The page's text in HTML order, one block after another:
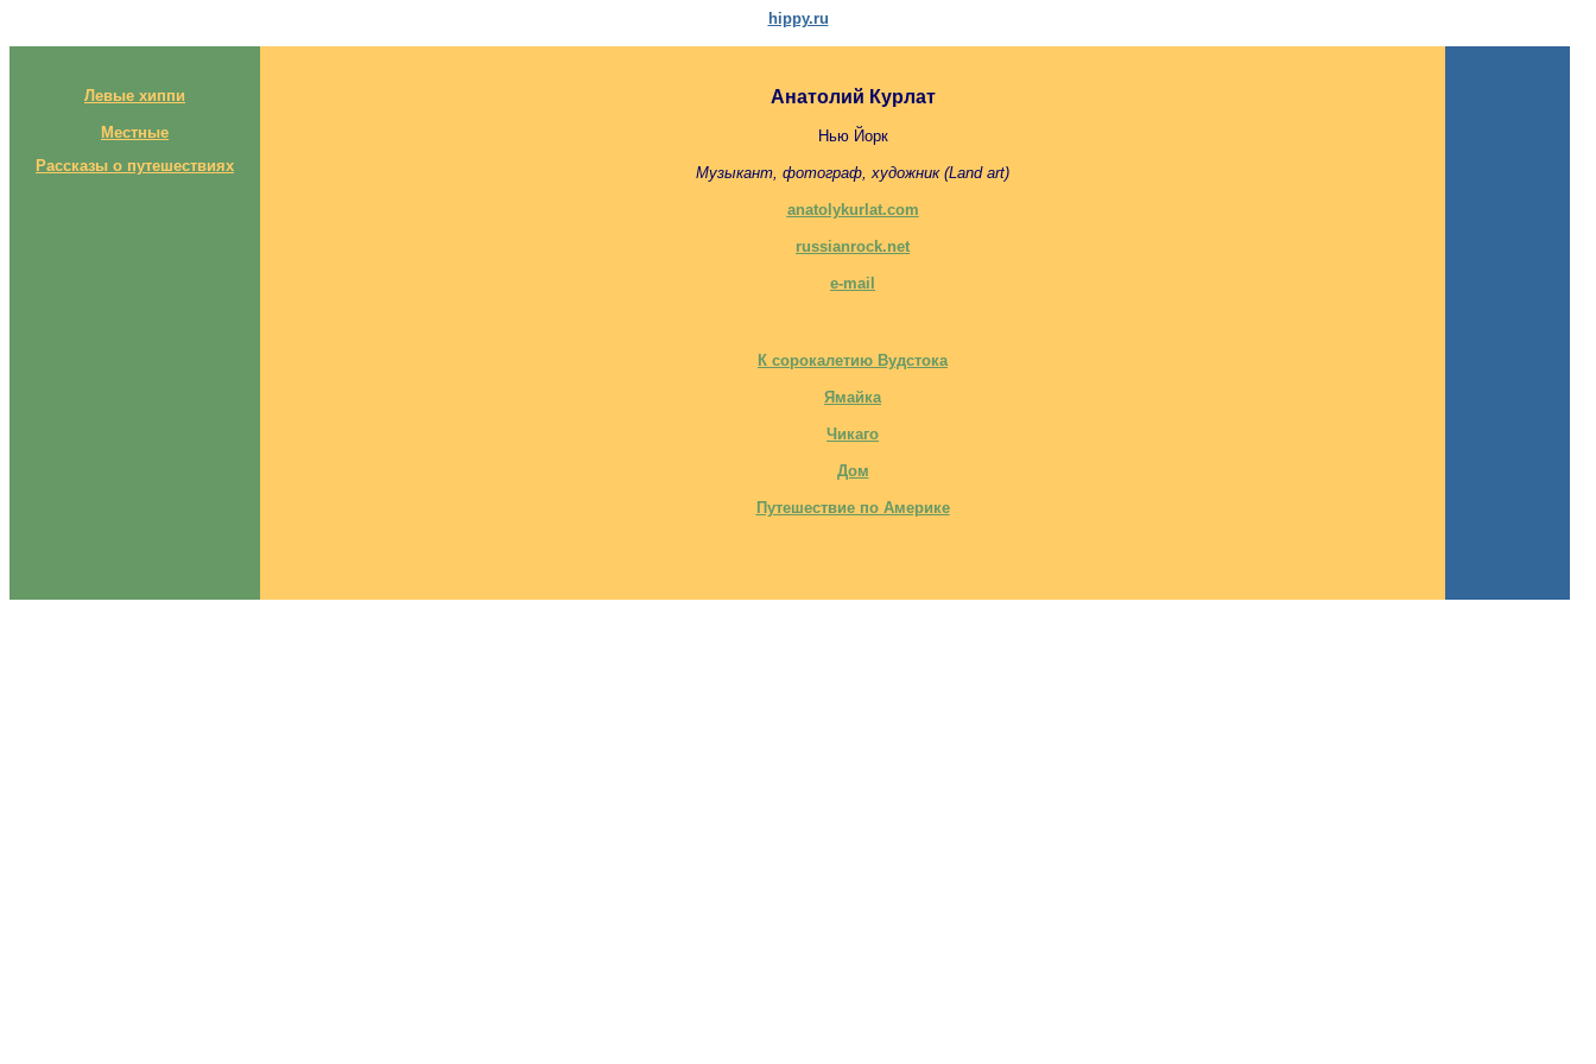
hippy.ru
Левые хиппи
Местные
Рассказы о путешествиях
Анатолий Курлат
Нью Йорк
Музыкант, фотограф, художник (Land art)
anatolykurlat.com
russianrock.net
e-mail
К сорокалетию Вудстока
Ямайка
Чикаго
Дом
Путешествие по Америке